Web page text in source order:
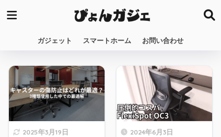
ガジェット スマートホーム お問い合わせ
2025年3月19日
2024年6月3日